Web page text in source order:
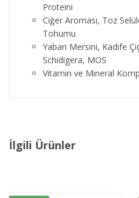
Proteini
Ciğer Aroması, Toz
Tohumu
Yaban Mersini, Kadife
Schidigera, MOS
Vitamin ve Mineral
İlgili Ürünler